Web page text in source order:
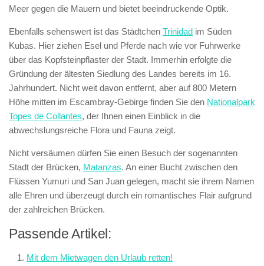
Meer gegen die Mauern und bietet beeindruckende Optik.
Ebenfalls sehenswert ist das Städtchen Trinidad im Süden
Kubas. Hier ziehen Esel und Pferde nach wie vor Fuhrwerke
über das Kopfsteinpflaster der Stadt. Immerhin erfolgte die
Gründung der ältesten Siedlung des Landes bereits im 16.
Jahrhundert. Nicht weit davon entfernt, aber auf 800 Metern
Höhe mitten im Escambray-Gebirge finden Sie den Nationalpark
Topes de Collantes, der Ihnen einen Einblick in die
abwechslungsreiche Flora und Fauna zeigt.
Nicht versäumen dürfen Sie einen Besuch der sogenannten
Stadt der Brücken, Matanzas. An einer Bucht zwischen den
Flüssen Yumuri und San Juan gelegen, macht sie ihrem Namen
alle Ehren und überzeugt durch ein romantisches Flair aufgrund
der zahlreichen Brücken.
Passende Artikel:
Mit dem Mietwagen den Urlaub retten!